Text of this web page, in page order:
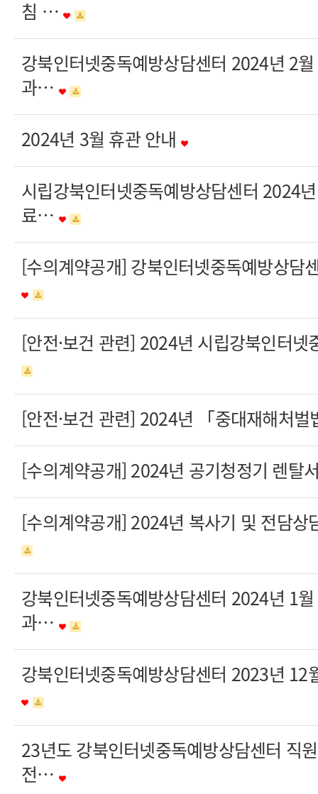
침 …
강북인터넷중독예방상담센터 2024년 2
과…
2024년 3월 휴관 안내
시립강북인터넷중독예방상담센터 2024
료…
[수의계약공개] 강북인터넷중독예방상
[안전·보건 관련] 2024년 시립강북인터
[안전·보건 관련] 2024년 「중대재해처
[수의계약공개] 2024년 공기청정기 렌탈
[수의계약공개] 2024년 복사기 및 전담
강북인터넷중독예방상담센터 2024년 1
과…
강북인터넷중독예방상담센터 2023년
23년도 강북인터넷중독예방상담센터 직
전…